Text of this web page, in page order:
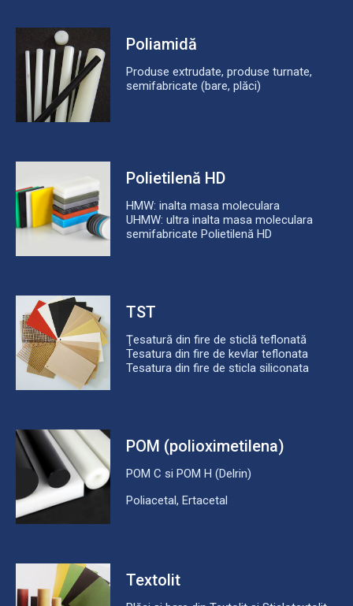
Poliamidă
Produse extrudate, produse turnate,
semifabricate (bare, plăci)
Polietilenă HD
HMW: inalta masa moleculara
UHMW: ultra inalta masa moleculara
semifabricate Polietilenă HD
TST
Ţesatură din fire de sticlă teflonată
Tesatura din fire de kevlar teflonata
Tesatura din fire de sticla siliconata
POM (polioximetilena)
POM C si POM H (Delrin)
Poliacetal, Ertacetal
Textolit